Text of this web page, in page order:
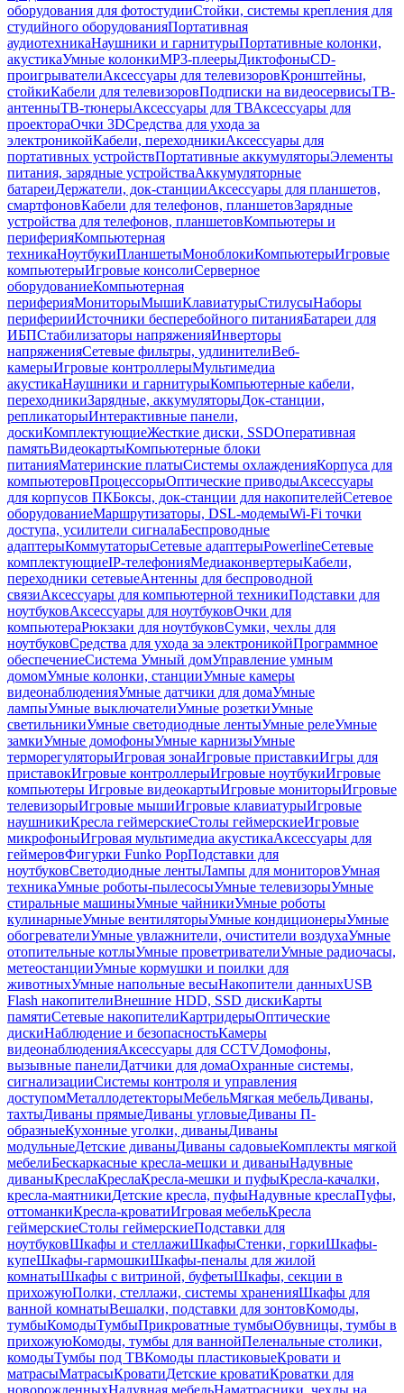
оборудования для фотостудииСтойки, системы крепления для
студийного оборудованияПортативная
аудиотехникаНаушники и гарнитурыПортативные колонки,
акустикаУмные колонкиMP3-плеерыДиктофоныCD-
проигрывателиАксессуары для телевизоровКронштейны,
стойкиКабели для телевизоровПодписки на видеосервисыТВ-
антенныТВ-тюнерыАксессуары для ТВАксессуары для
проектораОчки 3DСредства для ухода за
электроникойКабели, переходникиАксессуары для
портативных устройствПортативные аккумуляторыЭлементы
питания, зарядные устройстваАккумуляторные
батареиДержатели, док-станцииАксессуары для планшетов,
смартфоновКабели для телефонов, планшетовЗарядные
устройства для телефонов, планшетовКомпьютеры и
периферияКомпьютерная
техникаНоутбукиПланшетыМоноблокиКомпьютерыИгровые
компьютерыИгровые консолиСерверное
оборудованиеКомпьютерная
периферияМониторыМышиКлавиатурыСтилусыНаборы
периферииИсточники бесперебойного питанияБатареи для
ИБПСтабилизаторы напряженияИнверторы
напряженияСетевые фильтры, удлинителиВеб-
камерыИгровые контроллерыМультимедиа
акустикаНаушники и гарнитурыКомпьютерные кабели,
переходникиЗарядные, аккумуляторыДок-станции,
репликаторыИнтерактивные панели,
доскиКомплектующиеЖесткие диски, SSDОперативная
памятьВидеокартыКомпьютерные блоки
питанияМатеринские платыСистемы охлажденияКорпуса для
компьютеровПроцессорыОптические приводыАксессуары
для корпусов ПКБоксы, док-станции для накопителейСетевое
оборудованиеМаршрутизаторы, DSL-модемыWi-Fi точки
доступа, усилители сигналаБеспроводные
адаптерыКоммутаторыСетевые адаптерыPowerlineСетевые
комплектующиеIP-телефонияМедиаконвертерыКабели,
переходники сетевыеАнтенны для беспроводной
связиАксессуары для компьютерной техникиПодставки для
ноутбуковАксессуары для ноутбуковОчки для
компьютераРюкзаки для ноутбуковСумки, чехлы для
ноутбуковСредства для ухода за электроникойПрограммное
обеспечениеСистема Умный домУправление умным
домомУмные колонки, станцииУмные камеры
видеонаблюденияУмные датчики для домаУмные
лампыУмные выключателиУмные розеткиУмные
светильникиУмные светодиодные лентыУмные релеУмные
замкиУмные домофоныУмные карнизыУмные
терморегуляторыИгровая зонаИгровые приставкиИгры для
приставокИгровые контроллерыИгровые ноутбукиИгровые
компьютеры Игровые видеокартыИгровые мониторыИгровые
телевизорыИгровые мышиИгровые клавиатурыИгровые
наушникиКресла геймерскиеСтолы геймерскиеИгровые
микрофоныИгровая мультимедиа акустикаАксессуары для
геймеровФигурки Funko PopПодставки для
ноутбуковСветодиодные лентыЛампы для мониторовУмная
техникаУмные роботы-пылесосыУмные телевизорыУмные
стиральные машиныУмные чайникиУмные роботы
кулинарныеУмные вентиляторыУмные кондиционерыУмные
обогревателиУмные увлажнители, очистители воздухаУмные
отопительные котлыУмные проветривателиУмные радиочасы,
метеостанцииУмные кормушки и поилки для
животныхУмные напольные весыНакопители данныхUSB
Flash накопителиВнешние HDD, SSD дискиКарты
памятиСетевые накопителиКартридерыОптические
дискиНаблюдение и безопасностьКамеры
видеонаблюденияАксессуары для CCTVДомофоны,
вызывные панелиДатчики для домаОхранные системы,
сигнализацииСистемы контроля и управления
доступомМеталлодетекторыМебельМягкая мебельДиваны,
тахтыДиваны прямыеДиваны угловыеДиваны П-
образныеКухонные уголки, диваныДиваны
модульныеДетские диваныДиваны садовыеКомплекты мягкой
мебелиБескаркасные кресла-мешки и диваныНадувные
диваныКреслаКреслаКресла-мешки и пуфыКресла-качалки,
кресла-маятникиДетские кресла, пуфыНадувные креслаПуфы,
оттоманкиКресла-кроватиИгровая мебельКресла
геймерскиеСтолы геймерскиеПодставки для
ноутбуковШкафы и стеллажиШкафыСтенки, горкиШкафы-
купеШкафы-гармошкиШкафы-пеналы для жилой
комнатыШкафы с витриной, буфетыШкафы, секции в
прихожуюПолки, стеллажи, системы храненияШкафы для
ванной комнатыВешалки, подставки для зонтовКомоды,
тумбыКомодыТумбыПрикроватные тумбыОбувницы, тумбы в
прихожуюКомоды, тумбы для ваннойПеленальные столики,
комодыТумбы под ТВКомоды пластиковыеКровати и
матрасыМатрасыКроватиДетские кроватиКроватки для
новорожденныхНадувная мебельНаматрасники, чехлы на